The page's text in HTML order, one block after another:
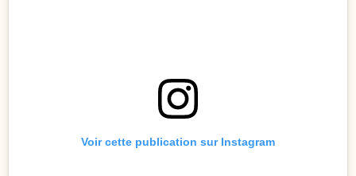
Voir cette publication sur Instagram